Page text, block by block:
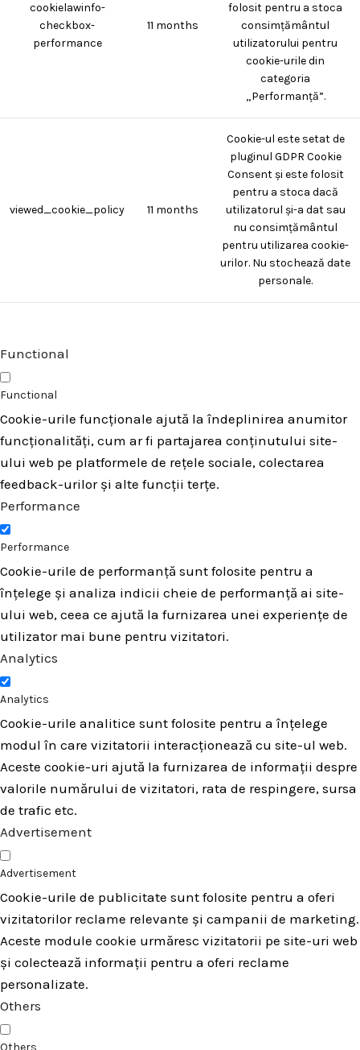
cookielawinfo-
checkbox-
performance
11 months
folosit pentru a stoca
consimțământul
utilizatorului pentru
cookie-urile din
categoria
„Performanță”.
viewed_cookie_policy 11 months
Cookie-ul este setat de
pluginul GDPR Cookie
Consent și este folosit
pentru a stoca dacă
utilizatorul și-a dat sau
nu consimțământul
pentru utilizarea cookie-
urilor. Nu stochează date
personale.
Functional
Functional
Cookie-urile funcționale ajută la îndeplinirea anumitor
funcționalități, cum ar fi partajarea conținutului site-
ului web pe platformele de rețele sociale, colectarea
feedback-urilor și alte funcții terțe.
Performance
Performance
Cookie-urile de performanță sunt folosite pentru a
înțelege și analiza indicii cheie de performanță ai site-
ului web, ceea ce ajută la furnizarea unei experiențe de
utilizator mai bune pentru vizitatori.
Analytics
Analytics
Cookie-urile analitice sunt folosite pentru a înțelege
modul în care vizitatorii interacționează cu site-ul web.
Aceste cookie-uri ajută la furnizarea de informații despre
valorile numărului de vizitatori, rata de respingere, sursa
de trafic etc.
Advertisement
Advertisement
Cookie-urile de publicitate sunt folosite pentru a oferi
vizitatorilor reclame relevante și campanii de marketing.
Aceste module cookie urmăresc vizitatorii pe site-uri web
și colectează informații pentru a oferi reclame
personalizate.
Others